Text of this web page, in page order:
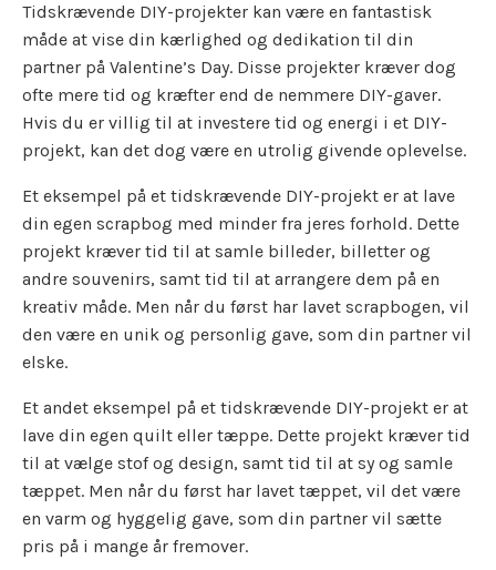
Tidskrævende DIY-projekter kan være en fantastisk
måde at vise din kærlighed og dedikation til din
partner på Valentine’s Day. Disse projekter kræver dog
ofte mere tid og kræfter end de nemmere DIY-gaver.
Hvis du er villig til at investere tid og energi i et DIY-
projekt, kan det dog være en utrolig givende oplevelse.
Et eksempel på et tidskrævende DIY-projekt er at lave
din egen scrapbog med minder fra jeres forhold. Dette
projekt kræver tid til at samle billeder, billetter og
andre souvenirs, samt tid til at arrangere dem på en
kreativ måde. Men når du først har lavet scrapbogen, vil
den være en unik og personlig gave, som din partner vil
elske.
Et andet eksempel på et tidskrævende DIY-projekt er at
lave din egen quilt eller tæppe. Dette projekt kræver tid
til at vælge stof og design, samt tid til at sy og samle
tæppet. Men når du først har lavet tæppet, vil det være
en varm og hyggelig gave, som din partner vil sætte
pris på i mange år fremover.